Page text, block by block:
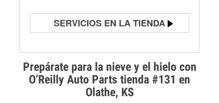
Prepárate para la nieve y el hielo con
O’Reilly Auto Parts tienda #131 en
Olathe, KS
SERVICIOS EN LA TIENDA
Prueba de alternadores y
arrancadores
Revisión de la luz "Check Engine"